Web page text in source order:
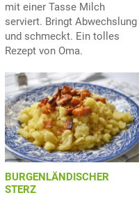
mit einer Tasse Milch
serviert. Bringt Abwechslung
und schmeckt. Ein tolles
Rezept von Oma.
BURGENLÄNDISCHER
STERZ